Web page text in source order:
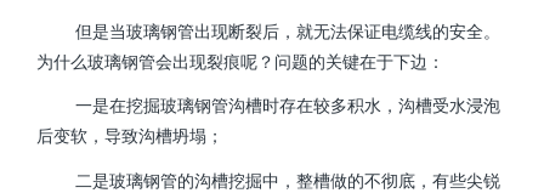
但是当玻璃钢管出现断裂后，就无法保证电缆线的安全。
为什么玻璃钢管会出现裂痕呢？问题的关键在于下边：
一是在挖掘玻璃钢管沟槽时存在较多积水，沟槽受水浸泡
后变软，导致沟槽坍塌；
二是玻璃钢管的沟槽挖掘中，整槽做的不彻底，有些尖锐